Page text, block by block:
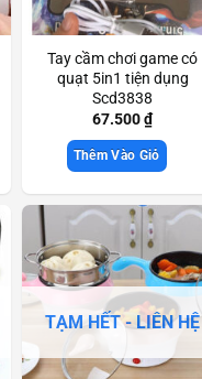
Tay cầm chơi game có
quạt 5in1 tiện dụng
Scd3838
67.500₫
Thêm Vào Giỏ
TẠM HẾT - LIÊN HỆ